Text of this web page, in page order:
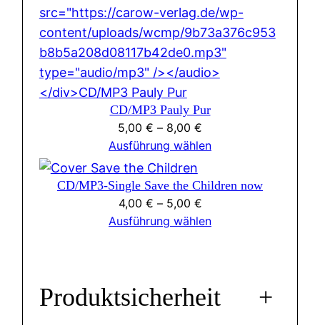
CD/MP3 Pauly Pur
5,00 € – 8,00 €
Ausführung wählen
CD/MP3-Single Save the Children now
4,00 € – 5,00 €
Ausführung wählen
Produktsicherheit +